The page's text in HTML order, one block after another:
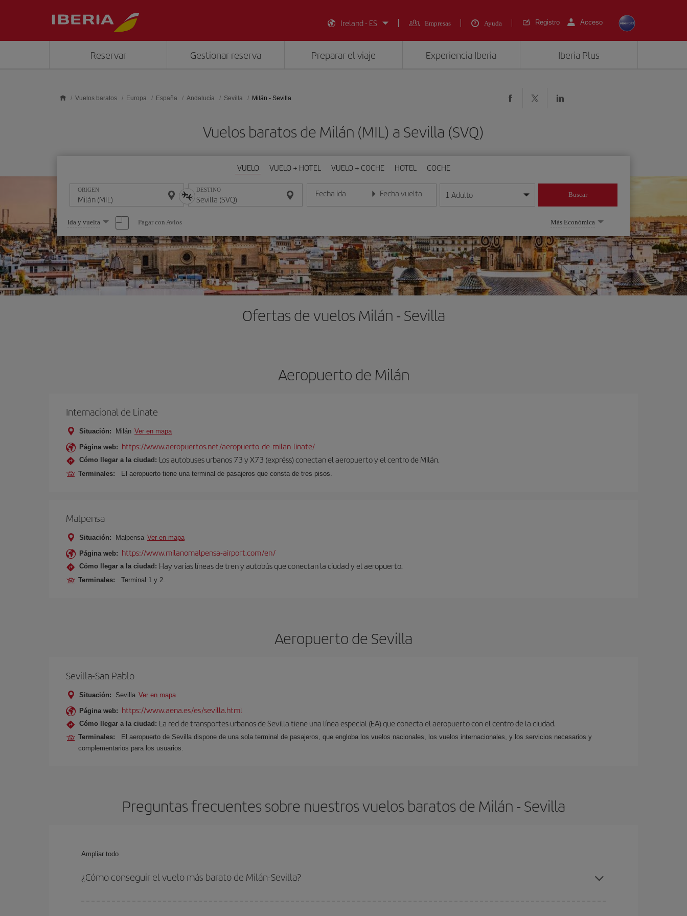
Ireland - ES
Empresas Ayuda Registro Acceso
Reservar Gestionar reserva Preparar el viaje Experiencia Iberia Iberia Plus
Vuelos baratos Europa España Andalucía Sevilla Milán - Sevilla
Vuelos baratos de Milán (MIL) a Sevilla (SVQ)
VUELO VUELO + HOTEL VUELO + COCHE HOTEL COCHE
ORIGEN DESTINO Fecha ida
Introduce la fecha en formato día/mes/año
Fecha vuelta
Introduce la fecha en formato día/mes/año
1 Adulto Buscar
Seleccione
una
opción
Ida y vuelta Pagar con Avios Más Económica
Ofertas de vuelos Milán - Sevilla
Aeropuerto de Milán
Internacional de Linate
Situación: Milán Ver en mapa
Página web: https://www.aeropuertos.net/aeropuerto-de-milan-linate/
Cómo llegar a la ciudad: Los autobuses urbanos 73 y X73 (expréss) conectan el aeropuerto y el centro de Milán.
Terminales: El aeropuerto tiene una terminal de pasajeros que consta de tres pisos.
Malpensa
Situación: Malpensa Ver en mapa
Página web: https://www.milanomalpensa-airport.com/en/
Cómo llegar a la ciudad: Hay varias líneas de tren y autobús que conectan la ciudad y el aeropuerto.
Terminales: Terminal 1 y 2.
Aeropuerto de Sevilla
Sevilla-San Pablo
Situación: Sevilla Ver en mapa
Página web: https://www.aena.es/es/sevilla.html
Cómo llegar a la ciudad: La red de transportes urbanos de Sevilla tiene una línea especial (EA) que conecta el aeropuerto con el centro de la ciudad.
Terminales:
El aeropuerto de Sevilla dispone de una sola terminal de pasajeros, que engloba los vuelos nacionales, los vuelos internacionales, y los servicios necesarios y
complementarios para los usuarios.
Preguntas frecuentes sobre nuestros vuelos baratos de Milán - Sevilla
Ampliar todo
¿Cómo conseguir el vuelo más barato de Milán-Sevilla?